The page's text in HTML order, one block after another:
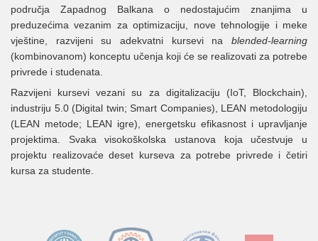
područja Zapadnog Balkana o nedostajućim znanjima u
preduzećima vezanim za optimizaciju, nove tehnologije i meke
vještine, razvijeni su adekvatni kursevi na blended‐learning
(kombinovanom) konceptu učenja koji će se realizovati za potrebe
privrede i studenata.
Razvijeni kursevi vezani su za digitalizaciju (IoT, Blockchain),
industriju 5.0 (Digital twin; Smart Companies), LEAN metodologiju
(LEAN metode; LEAN igre), energetsku efikasnost i upravljanje
projektima. Svaka visokoškolska ustanova koja učestvuje u
projektu realizovaće deset kurseva za potrebe privrede i četiri
kursa za studente.